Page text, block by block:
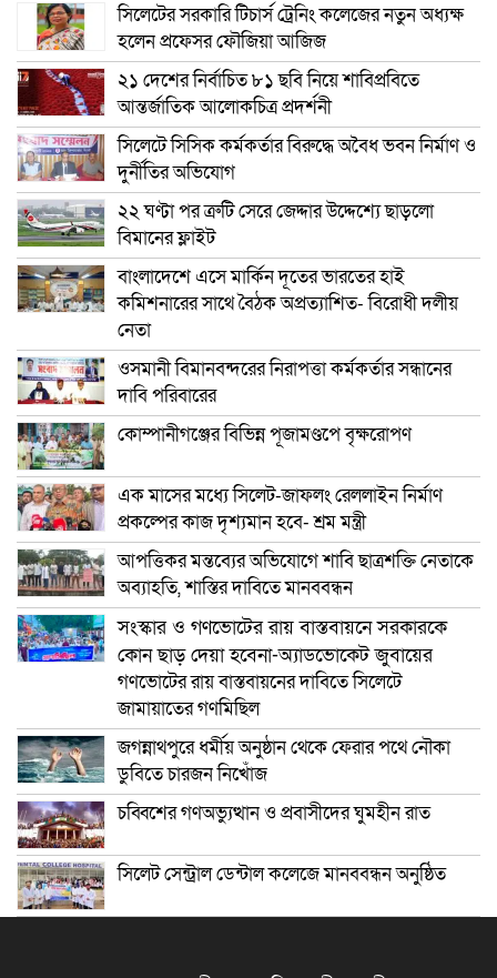
সিলেটের সরকারি টিচার্স ট্রেনিং কলেজের নতুন অধ্যক্ষ
হলেন প্রফেসর ফৌজিয়া আজিজ
২১ দেশের নির্বাচিত ৮১ ছবি নিয়ে শাবিপ্রবিতে
আন্তর্জাতিক আলোকচিত্র প্রদর্শনী
সিলেটে সিসিক কর্মকর্তার বিরুদ্ধে অবৈধ ভবন নির্মাণ ও
দুর্নীতির অভিযোগ
২২ ঘণ্টা পর ত্রুটি সেরে জেদ্দার উদ্দেশ্যে ছাড়লো
বিমানের ফ্লাইট
বাংলাদেশে এসে মার্কিন দূতের ভারতের হাই
কমিশনারের সাথে বৈঠক অপ্রত্যাশিত- বিরোধী দলীয়
নেতা
ওসমানী বিমানবন্দরের নিরাপত্তা কর্মকর্তার সন্ধানের
দাবি পরিবারের
কোম্পানীগঞ্জের বিভিন্ন পূজামণ্ডপে বৃক্ষরোপণ
এক মাসের মধ্যে সিলেট-জাফলং রেললাইন নির্মাণ
প্রকল্পের কাজ দৃশ্যমান হবে- শ্রম মন্ত্রী
আপত্তিকর মন্তব্যের অভিযোগে শাবি ছাত্রশক্তি নেতাকে
অব্যাহতি, শাস্তির দাবিতে মানববন্ধন
সংস্কার ও গণভোটের রায় বাস্তবায়নে সরকারকে
কোন ছাড় দেয়া হবেনা-অ্যাডভোকেট জুবায়ের
গণভোটের রায় বাস্তবায়নের দাবিতে সিলেটে
জামায়াতের গণমিছিল
জগন্নাথপুরে ধর্মীয় অনুষ্ঠান থেকে ফেরার পথে নৌকা
ডুবিতে চারজন নিখোঁজ
চব্বিশের গণঅভ্যুত্থান ও প্রবাসীদের ঘুমহীন রাত
সিলেট সেন্ট্রাল ডেন্টাল কলেজে মানববন্ধন অনুষ্ঠিত